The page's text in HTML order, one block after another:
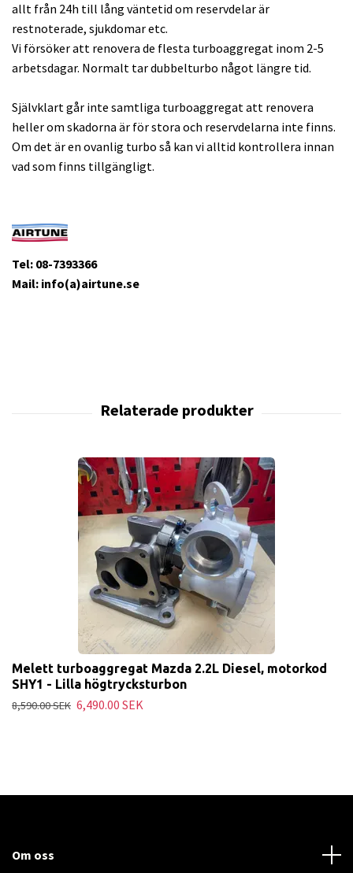
allt från 24h till lång väntetid om reservdelar är
restnoterade, sjukdomar etc.
Vi försöker att renovera de flesta turboaggregat inom 2-5
arbetsdagar. Normalt tar dubbelturbo något längre tid.
Självklart går inte samtliga turboaggregat att renovera
heller om skadorna är för stora och reservdelarna inte finns.
Om det är en ovanlig turbo så kan vi alltid kontrollera innan
vad som finns tillgängligt.
Tel: 08-7393366
Mail: info(a)airtune.se
Melett turboaggregat Mazda 2.2L Diesel, motorkod
SHY1 - Lilla högtrycksturbon
8,590.00 SEK 6,490.00 SEK
Om oss